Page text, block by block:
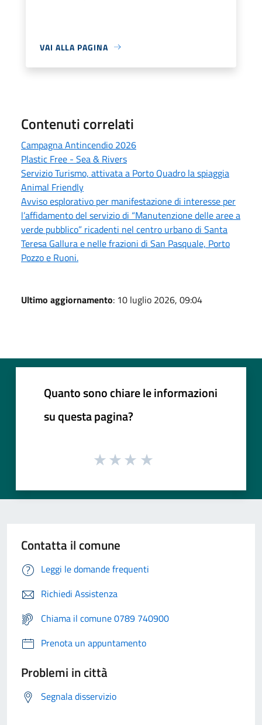
VAI ALLA PAGINA
Contenuti correlati
Campagna Antincendio 2026
Plastic Free - Sea & Rivers
Servizio Turismo, attivata a Porto Quadro la spiaggia
Animal Friendly
Avviso esplorativo per manifestazione di interesse per
l’affidamento del servizio di “Manutenzione delle aree a
verde pubblico” ricadenti nel centro urbano di Santa
Teresa Gallura e nelle frazioni di San Pasquale, Porto
Pozzo e Ruoni.
Ultimo aggiornamento: 10 luglio 2026, 09:04
Quanto sono chiare le informazioni
su questa pagina?
Contatta il comune
Leggi le domande frequenti
Richiedi Assistenza
Chiama il comune 0789 740900
Prenota un appuntamento
Problemi in città
Segnala disservizio